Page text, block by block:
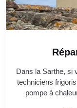
Dans la Sarthe, si
techniciens
pompe à